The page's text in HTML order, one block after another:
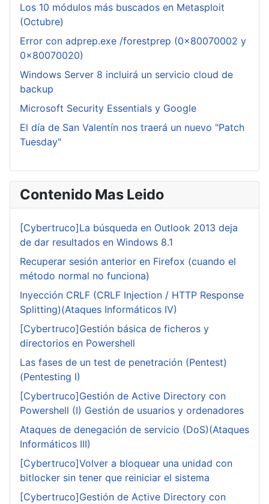
Los 10 módulos más buscados en Metasploit
(Octubre)
Error con adprep.exe /forestprep (0x80070002 y
0x80070020)
Windows Server 8 incluirá un servicio cloud de
backup
Microsoft Security Essentials y Google
El día de San Valentín nos traerá un nuevo "Patch
Tuesday"
Contenido Mas Leido
[Cybertruco]La búsqueda en Outlook 2013 deja
de dar resultados en Windows 8.1
Recuperar sesión anterior en Firefox (cuando el
método normal no funciona)
Inyección CRLF (CRLF Injection / HTTP Response
Splitting)(Ataques Informáticos IV)
[Cybertruco]Gestión básica de ficheros y
directorios en Powershell
Las fases de un test de penetración (Pentest)
(Pentesting I)
[Cybertruco]Gestión de Active Directory con
Powershell (I) Gestión de usuarios y ordenadores
Ataques de denegación de servicio (DoS)(Ataques
Informáticos III)
[Cybertruco]Volver a bloquear una unidad con
bitlocker sin tener que reiniciar el sistema
[Cybertruco]Gestión de Active Directory con